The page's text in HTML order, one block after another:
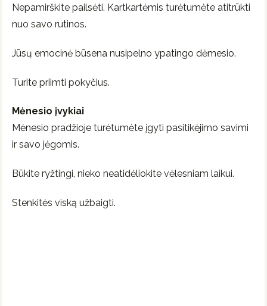
Nepamirškite pailsėti. Kartkartėmis turėtumėte atitrūkti
nuo savo rutinos.
Jūsų emocinė būsena nusipelno ypatingo dėmesio.
Turite priimti pokyčius.
Mėnesio įvykiai
Mėnesio pradžioje turėtumėte įgyti pasitikėjimo savimi
ir savo jėgomis.
Būkite ryžtingi, nieko neatidėliokite vėlesniam laikui.
Stenkitės viską užbaigti.